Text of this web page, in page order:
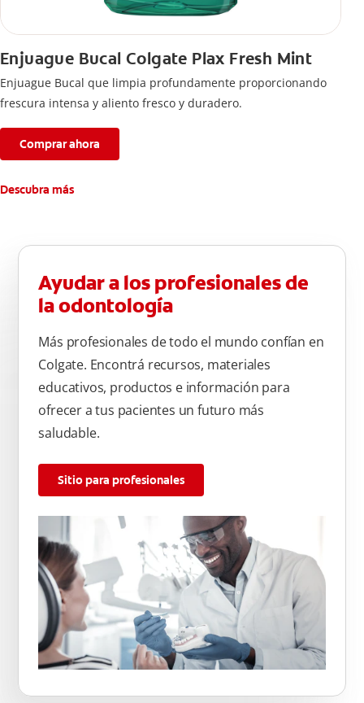
Enjuague Bucal Colgate Plax Fresh Mint
Enjuague Bucal que limpia profundamente proporcionando
frescura intensa y aliento fresco y duradero.
Comprar ahora
Descubra más
Ayudar a los profesionales de
la odontología
Más profesionales de todo el mundo confían en
Colgate. Encontrá recursos, materiales
educativos, productos e información para
ofrecer a tus pacientes un futuro más
saludable.
Sitio para profesionales